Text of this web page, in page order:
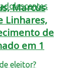
em 1
Marcus
Linhares,
de